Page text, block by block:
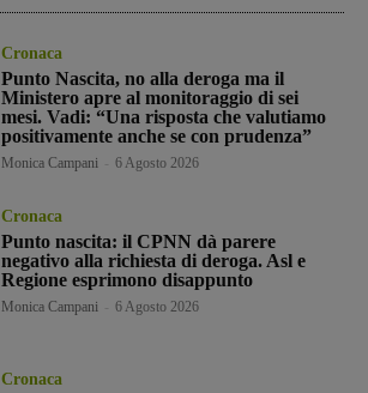
Cronaca
Punto Nascita, no alla deroga ma il
Ministero apre al monitoraggio di sei
mesi. Vadi: “Una risposta che valutiamo
positivamente anche se con prudenza”
Monica Campani 6 Agosto 2026
Cronaca
Punto nascita: il CPNN dà parere
negativo alla richiesta di deroga. Asl e
Regione esprimono disappunto
Monica Campani 6 Agosto 2026
Cronaca